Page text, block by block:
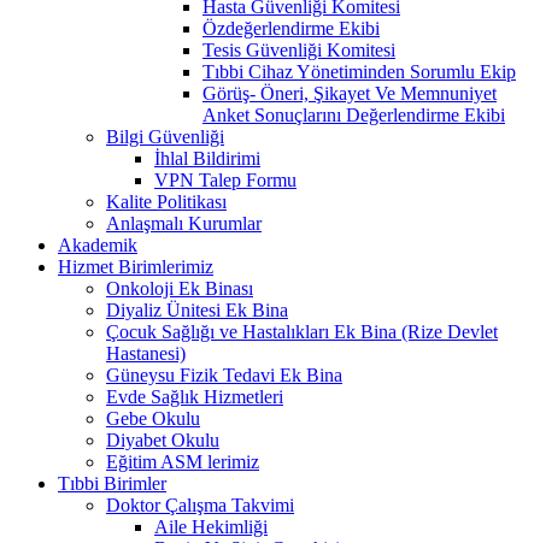
Hasta Güvenliği Komitesi
Özdeğerlendirme Ekibi
Tesis Güvenliği Komitesi
Tıbbi Cihaz Yönetiminden Sorumlu Ekip
Görüş- Öneri, Şikayet Ve Memnuniyet
Anket Sonuçlarını Değerlendirme Ekibi
Bilgi Güvenliği
İhlal Bildirimi
VPN Talep Formu
Kalite Politikası
Anlaşmalı Kurumlar
Akademik
Hizmet Birimlerimiz
Onkoloji Ek Binası
Diyaliz Ünitesi Ek Bina
Çocuk Sağlığı ve Hastalıkları Ek Bina (Rize Devlet
Hastanesi)
Güneysu Fizik Tedavi Ek Bina
Evde Sağlık Hizmetleri
Gebe Okulu
Diyabet Okulu
Eğitim ASM lerimiz
Tıbbi Birimler
Doktor Çalışma Takvimi
Aile Hekimliği